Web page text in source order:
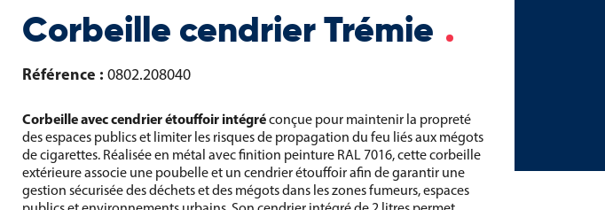
Corbeille cendrier Trémie
Référence : 0802.208040
Corbeille avec cendrier étouffoir intégréconçue pour maintenir la propreté
des espaces publics et limiter les risques de propagation du feu liés aux mégots
de cigarettes. Réalisée en métal avec finition peinture RAL 7016, cette corbeille
extérieure associe une poubelle et un cendrier étouffoir afin de garantir une
gestion sécurisée des déchets et des mégots dans les zones fumeurs, espaces